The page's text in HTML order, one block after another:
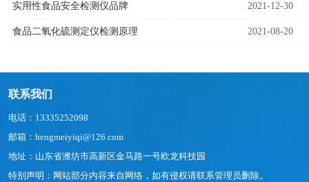
实用性食品安全检测仪品牌 2021-12-30
食品二氧化硫测定仪检测原理 2021-08-20
联系我们
电话：13335252098
邮箱：hengmeiyiqi@126.com
地址：山东省潍坊市高新区金马路一号欧龙科技园
特别声明：网站部分内容来自网络，如有侵权请联系管理员删除。